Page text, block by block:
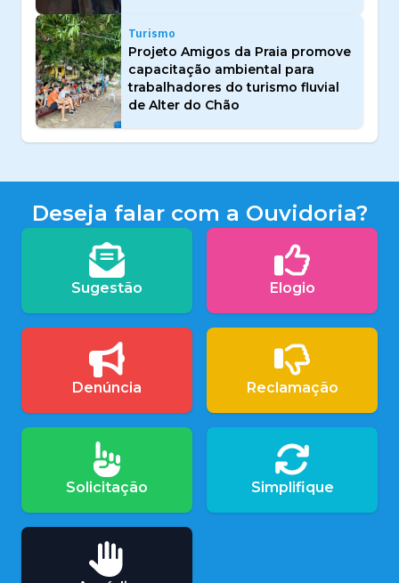
Turismo
Projeto Amigos da Praia promove
capacitação ambiental para
trabalhadores do turismo fluvial
de Alter do Chão
Deseja falar com a Ouvidoria?
Sugestão Elogio
Denúncia Reclamação
Solicitação Simplifique